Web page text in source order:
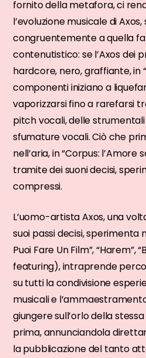
fornito della metafora, ci
l’evoluzione musicale di
congruentemente a quella
contenutistico: se l’Axos dei
hardcore, nero, graffiante, in
componenti iniziano a
vaporizzarsi fino a rarefarsi
pitch vocali, delle
sfumature vocali. Ciò che
nell’aria, in “Corpus: l’Amore
tramite dei suoni decisi,
compressi.
L’uomo-artista Axos, una
suoi passi decisi, sperimenta
Puoi Fare Un Film”, “Harem”,
featuring), intraprende
su tutti la condivisione
musicali e
giungere sull’orlo della
prima, annunciandola
la pubblicazione del tanto